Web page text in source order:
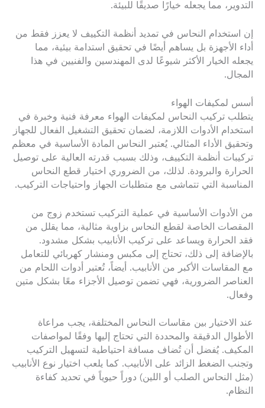
التدوير، مما يجعله خيارًا صديقًا للبيئة.
إن استخدام النحاس في تمديد أنظمة التكييف لا يعزز فقط من
أداء الأجهزة بل يساهم أيضًا في تحقيق استدامة بيئية، مما
يجعله الخيار الأكثر شيوعًا لدى المهندسين والفنيين في هذا
المجال.
أسس لمكيفات الهواء
يتطلب تركيب النحاس لمكيفات الهواء معرفة فنية وخبرة في
استخدام الأدوات اللازمة، لضمان تحقيق التشغيل الفعال للجهاز
وتحقيق الأداء المثالي. يُعتبر النحاس المادة الأساسية في معظم
تركيبات أنظمة التكييف، وذلك بسبب قدرته العالية على توصيل
الحرارة والبرودة. لذلك، من الضروري اختيار قطع النحاس
المناسبة التي تتماشى مع متطلبات الجهاز واحتياجات التركيب.
من الأدوات الأساسية في عملية التركيب تستخدم زوج من
المقصات الخاصة لقطع النحاس بزاوية مثالية، مما يقلل من
فقد الحرارة ويساعد على تركيب الأنابيب بشكل مشدود.
بالإضافة إلى ذلك، تحتاج إلى مكبس ومنشار كهربائي للتعامل
مع المقاسات الأكبر من الأنابيب. أيضاً، تُعتبر أدوات اللحام من
العناصر الضرورية، فهي تضمن توصيل الأجزاء معًا بشكل متين
وفعال.
عند الاختيار بين مقاسات النحاس المختلفة، يجب مراعاة
الأطوال الدقيقة والمحددة التي تحتاج إليها وفقًا لمواصفات
المكيف. يُفضل أن تُضاف مسافة احتياطية لتسهيل التركيب
وتجنب الضغط الزائد على الأنابيب. كما يلعب اختيار نوع الأنابيب
(مثل النحاس الصلب أو اللين) دوراً حيوياً في تحديد كفاءة
النظام.